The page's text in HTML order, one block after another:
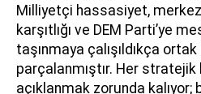
Milliyetçi hassasiyet,
karşıtlığı ve DEM Parti’ye
taşınmaya çalışıldıkça ortak
parçalanmıştır. Her stratejik
açıklanmak zorunda kalıyor;